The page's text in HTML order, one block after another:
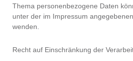
Thema personenbezogene Daten
unter der im Impressum
wenden.
Recht auf Einschränkung der